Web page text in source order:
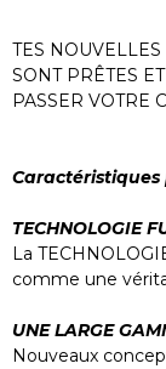
TES
SONT PRÊTES
PASSER VOTRE
Caractéristiques
TECHNOLOGIE
La
comme une
UNE LARGE
Nouveaux